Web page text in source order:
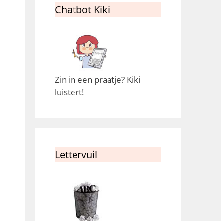
Chatbot Kiki
Zin in een praatje? Kiki
luistert!
Lettervuil